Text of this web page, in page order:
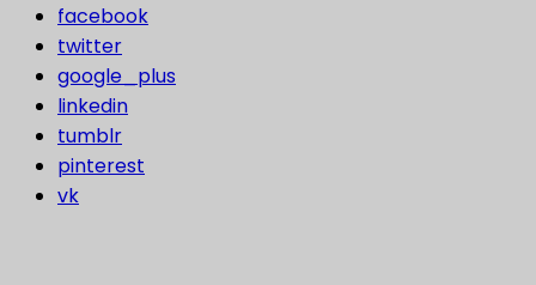
facebook
twitter
google_plus
linkedin
tumblr
pinterest
vk